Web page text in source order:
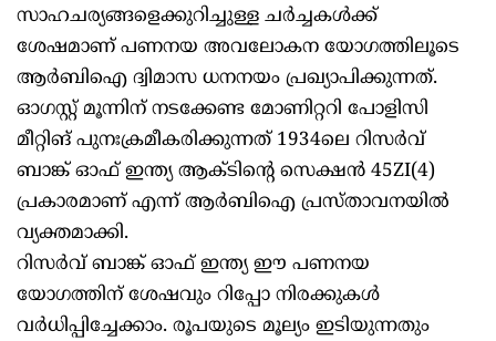
സാഹചര്യങ്ങളെക്കുറിച്ചുള്ള ചർച്ചകൾക്ക്
ശേഷമാണ് പണനയ അവലോകന യോഗത്തിലൂടെ
ആർബിഐ ദ്വിമാസ ധനനയം പ്രഖ്യാപിക്കുന്നത്.
ഓഗസ്റ്റ് മൂന്നിന് നടക്കേണ്ട മോണിറ്ററി പോളിസി
മീറ്റിങ് പുനഃക്രമീകരിക്കുന്നത് 1934ലെ റിസർവ്
ബാങ്ക് ഓഫ് ഇന്ത്യ ആക്ടിന്റെ സെക്ഷൻ 45ZI(4)
പ്രകാരമാണ് എന്ന് ആർബിഐ പ്രസ്താവനയിൽ
വ്യക്തമാക്കി.
റിസർവ് ബാങ്ക് ഓഫ് ഇന്ത്യ ഈ പണനയ
യോഗത്തിന് ശേഷവും റിപ്പോ നിരക്കുകൾ
വർധിപ്പിച്ചേക്കാം. രൂപയുടെ മൂല്യം ഇടിയുന്നതും